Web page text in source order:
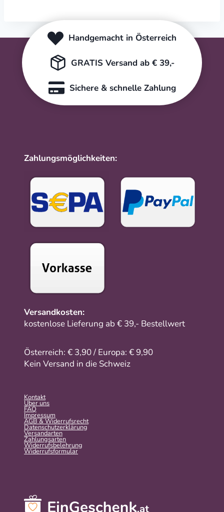
Handgemacht in Österreich
GRATIS Versand ab € 39,-
Sichere & schnelle Zahlung
Zahlungsmöglichkeiten:
Versandkosten:
kostenlose Lieferung ab € 39,- Bestellwert
Österreich: € 3,90 / Europa: € 9,90
Kein Versand in die Schweiz
Kontakt
Über uns
FAQ
Impressum
AGB & Widerrufsrecht
Datenschutzerklärung
Versandarten
Zahlungsarten
Widerrufsbelehrung
Widerrufs­formular